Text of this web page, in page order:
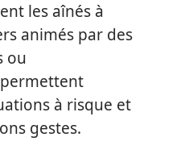
les aînés à
animés par des
ou
à risque et
gestes.